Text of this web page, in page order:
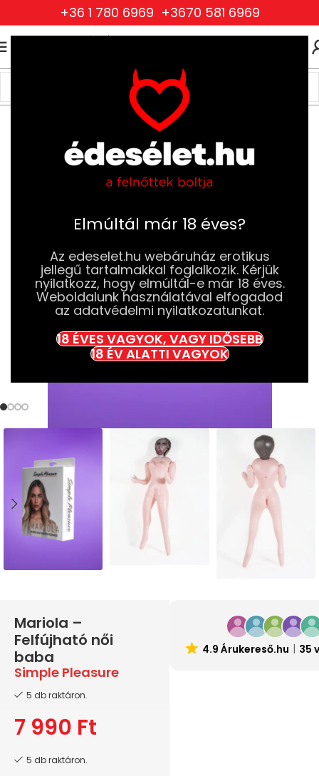
Elmúltál már 18 éves?
Az edeselet.hu webáruház erotikus
jellegű tartalmakkal foglalkozik. Kérjük
nyilatkozz, hogy elmúltál-e már 18 éves.
Weboldalunk használatával elfogadod
az adatvédelmi nyilatkozatunkat.
18 ÉVES VAGYOK, VAGY IDŐSEBB
18 ÉV ALATTI VAGYOK
+36 1 780 6969 +3670 581 6969
Szexjátékok
Férfi Szexjátékok,Maszturbátorok
Mariola –
Felfújható női
baba
Simple Pleasure
5 db raktáron.
7 990 Ft
5 db raktáron.
4.9 Árukereső.hu 35